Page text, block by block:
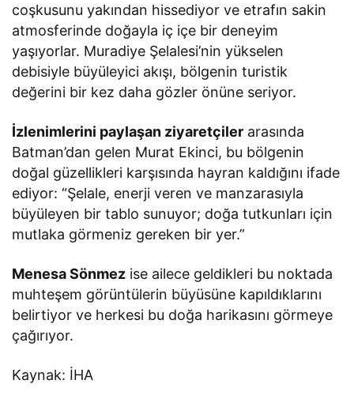
coşkusunu yakından hissediyor ve etrafın sakin
atmosferinde doğayla iç içe bir deneyim
yaşıyorlar. Muradiye Şelalesi’nin yükselen
debisiyle büyüleyici akışı, bölgenin turistik
değerini bir kez daha gözler önüne seriyor.
İzlenimlerini paylaşan ziyaretçiler arasında
Batman’dan gelen Murat Ekinci, bu bölgenin
doğal güzellikleri karşısında hayran kaldığını ifade
ediyor: “Şelale, enerji veren ve manzarasıyla
büyüleyen bir tablo sunuyor; doğa tutkunları için
mutlaka görmeniz gereken bir yer.”
Menesa Sönmez ise ailece geldikleri bu noktada
muhteşem görüntülerin büyüsüne kapıldıklarını
belirtiyor ve herkesi bu doğa harikasını görmeye
çağırıyor.
Kaynak: İHA